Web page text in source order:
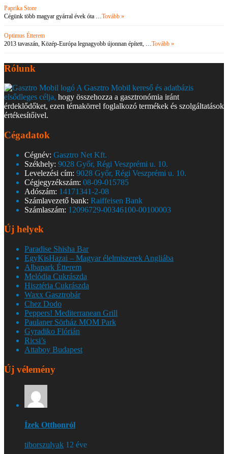
Paprika Store
Cégünk több magyar gyárral évek óta …Tovább »
Optimus Étterem
2013 tavaszán, Közép-Európa legnagyobb újonnan épített, …Tovább »
Rólunk
A Gasztro Mobil kereső és adatbázis
elsődleges célja, hogy összehozza a gasztronómia iránt
érdeklődőket, ezen témakörrel foglalkozó termékek és szolgáltatások
értékesítőivel.
Cégadatok
Cégnév: Gasztro Net Kft.
Székhely: 9028 Győr, Régi Veszprémi u. 10.
Levelezési cím: 9028 Győr, Régi Veszprémi u. 10.
Cégjegyzékszám: 08-09-015785
Adószám: 14171341-2-08
Számlavezető bank: Raiffeisen Bank
Számlaszám: 12096729-00346100-00100003
Új helyek
Paradise Shisha Bar
EgyKisHazai – Magyar élelmiszerek Angliába
Albapark Étterem
Melódia Cukrászda
Hisztéria Cukrászda
Waxx Gasztrobár
Chez Dodo
Peppers! Mediterranean Grill
Paulaner Sörház MOM Park
Gyradiko Flórián
Ricsi’s
Attaboy Budapest
Új vélemény
Ízek Otthonról
tiborszulyak 12 éve